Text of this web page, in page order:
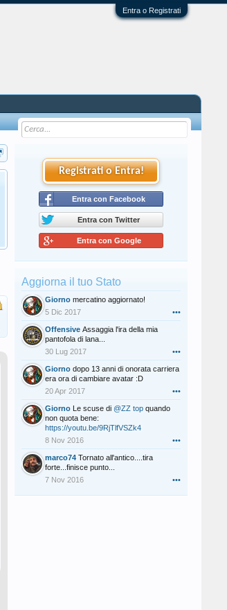
Entra o Registrati
Registrati o Entra!
Entra con Facebook
Entra con Twitter
Entra con Google
Aggiorna il tuo Stato
Giorno mercatino aggiornato!
5 Dic 2017
•••
Offensive Assaggia l'ira della mia
pantofola di lana...
30 Lug 2017
•••
Giorno dopo 13 anni di onorata carriera
era ora di cambiare avatar :D
20 Apr 2017
•••
Giorno Le scuse di @ZZ top quando
non quota bene:
https://youtu.be/9RjTlfVSZk4
8 Nov 2016
•••
marco74 Tornato all'antico....tira
forte...finisce punto...
7 Nov 2016
•••